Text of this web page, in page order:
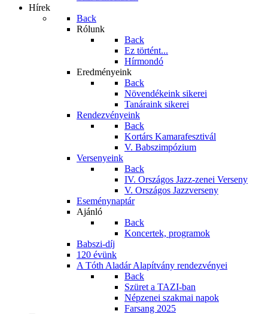
Hírek
Back
Rólunk
Back
Ez történt...
Hírmondó
Eredményeink
Back
Növendékeink sikerei
Tanáraink sikerei
Rendezvényeink
Back
Kortárs Kamarafesztivál
V. Babszimpózium
Versenyeink
Back
IV. Országos Jazz-zenei Verseny
V. Országos Jazzverseny
Eseménynaptár
Ajánló
Back
Koncertek, programok
Babszi-díj
120 évünk
A Tóth Aladár Alapítvány rendezvényei
Back
Szüret a TAZI-ban
Népzenei szakmai napok
Farsang 2025